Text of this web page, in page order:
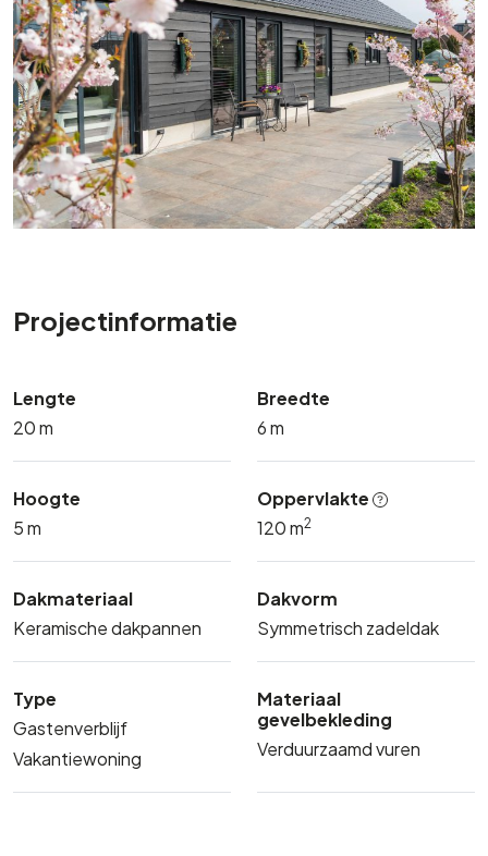
Projectinformatie
Lengte
20 m
Breedte
6 m
Hoogte
5 m
Oppervlakte
120 m2
Dakmateriaal
Keramische dakpannen
Dakvorm
Symmetrisch zadeldak
Type
Gastenverblijf
Vakantiewoning
Materiaal
gevelbekleding
Verduurzaamd vuren